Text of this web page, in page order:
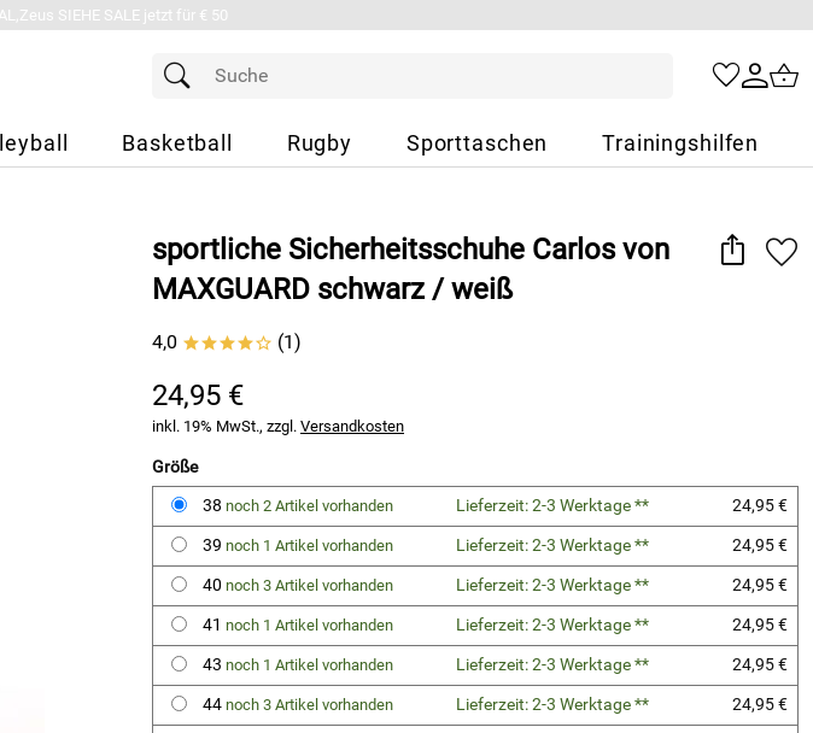
SIEHE SALE jetzt für € 50
Basketball Rugby Sporttaschen Trainingshilfen
sportliche Sicherheitsschuhe Carlos von
MAXGUARD schwarz / weiß
4,0 ****o (1)
24,95 €
inkl. 19% MwSt., zzgl. Versandkosten
Größe
38 noch 2 Artikel vorhanden Lieferzeit: 2-3 Werktage **
24,95 €
39 noch 1 Artikel vorhanden Lieferzeit: 2-3 Werktage **
24,95 €
40 noch 3 Artikel vorhanden Lieferzeit: 2-3 Werktage **
24,95 €
41 noch 1 Artikel vorhanden Lieferzeit: 2-3 Werktage **
24,95 €
43 noch 1 Artikel vorhanden Lieferzeit: 2-3 Werktage **
24,95 €
44 noch 3 Artikel vorhanden Lieferzeit: 2-3 Werktage **
24,95 €